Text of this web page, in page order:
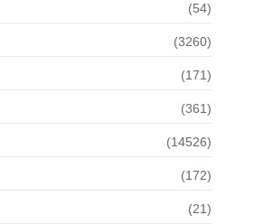
(54)
(3260)
(171)
(361)
(14526)
(172)
(21)